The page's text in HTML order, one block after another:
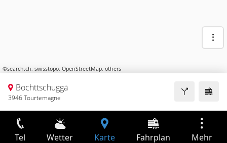
©search.ch, swisstopo, OpenStreetMap, others
Bochttschuggä
3946 Tourtemagne
Tel Wetter Karte Fahrplan Mehr